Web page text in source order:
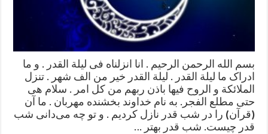
بسم الله الرحمن الرحیم . انا انزلناه فی لیلة القدر . و ما
ادراک ما لیلة القدر . لیلة القدر خیر من الف شهر . تنزل
الملائکة و الروح فیها باذن ربهم من کل امر . سلام هی
حتی مطلع الفجر. به نام خداوند بخشنده مهربان . ما آن
(قرآن) را در شب قدر نازل کردیم . و تو چه می‌دانی شب
قدر چیست. شب قدر بهتر …